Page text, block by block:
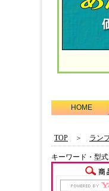
HOME
TOP ＞ ラン
キーワード・型